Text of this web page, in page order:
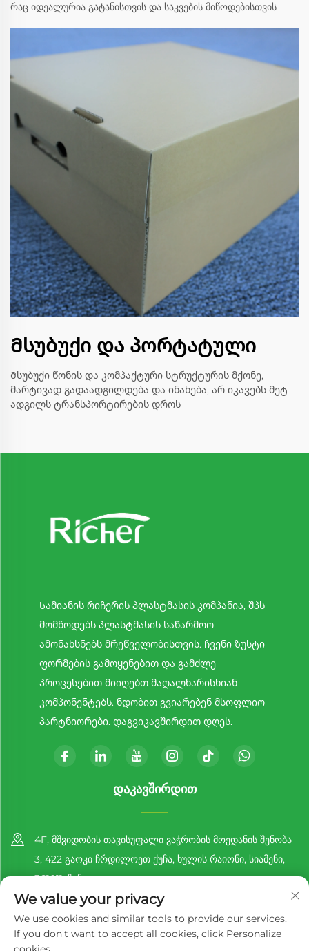
რაც იდეალურია გატანისთვის და საკვების მიწოდებისთვის
Მსუბუქი და პორტატული
Მსუბუქი წონის და კომპაქტური სტრუქტურის მქონე,
მარტივად გადაადგილდება და ინახება, არ იკავებს მეტ
ადგილს ტრანსპორტირების დროს
Სამიანის რიჩერის პლასტმასის კომპანია, შპს
მომწოდებს პლასტმასის საწარმოო
ამონახსნებს მრეწველობისთვის. ჩვენი ზუსტი
ფორმების გამოყენებით და გამძლე
პროცესებით მიიღებთ მაღალხარისხიან
კომპონენტებს. ნდობით გვიარებენ მსოფლიო
პარტნიორები. დაგვიკავშირდით დღეს.
ᲓᲐᲙᲐᲕᲨᲘᲠᲓᲘᲗ
4F, მშვიდობის თავისუფალი ვაჭრობის მოედანის შენობა
3, 422 გაოკი ჩრდილოეთ ქუჩა, ხულის რაიონი, სიამენი,
361011, ჩინეთი
+86-13860188777
[email protected]
We value your privacy
We use cookies and similar tools to provide our services.
If you don't want to accept all cookies, click Personalize